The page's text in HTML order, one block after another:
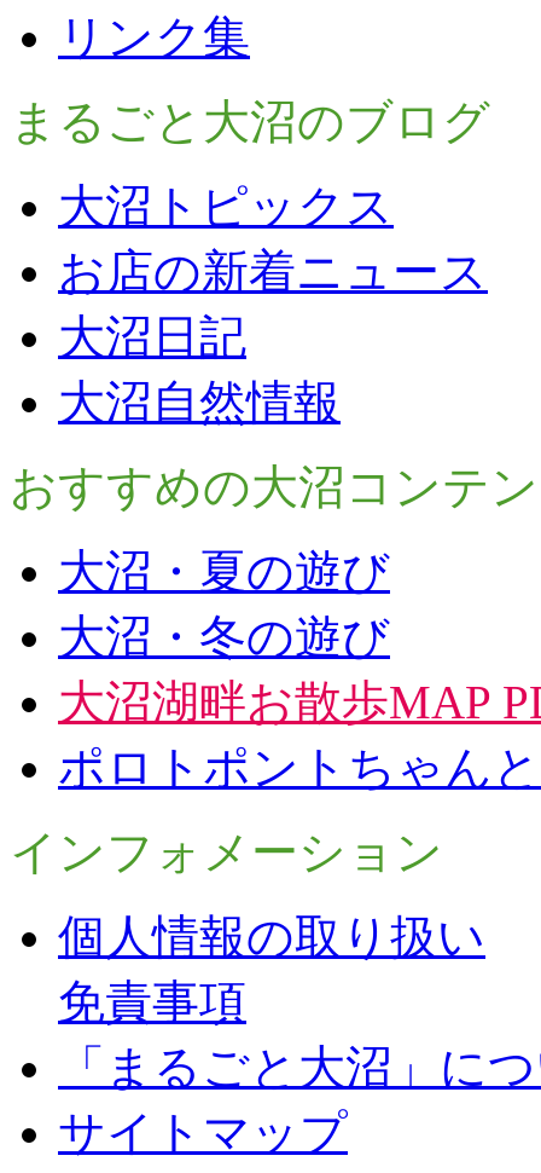
リンク集
まるごと大沼のブログ
大沼トピックス
お店の新着ニュース
大沼日記
大沼自然情報
おすすめの大沼コンテ
大沼・夏の遊び
大沼・冬の遊び
大沼湖畔お散歩MAP
ポロトポントちゃん
インフォメーション
個人情報の取り扱い
免責事項
「まるごと大沼」に
サイトマップ